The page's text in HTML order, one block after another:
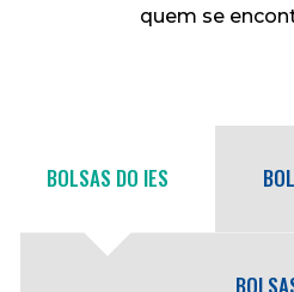
quem se
BOLSAS DO IES